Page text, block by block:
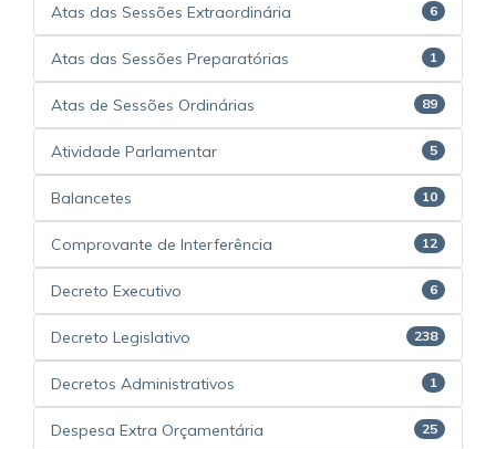
Atas das Sessões Extraordinária 6
Atas das Sessões Preparatórias 1
Atas de Sessões Ordinárias 89
Atividade Parlamentar 5
Balancetes 10
Comprovante de Interferência 12
Decreto Executivo 6
Decreto Legislativo 238
Decretos Administrativos 1
Despesa Extra Orçamentária 25